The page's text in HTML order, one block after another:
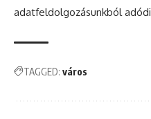
adatfeldolgozásunkból
TAGGED: város